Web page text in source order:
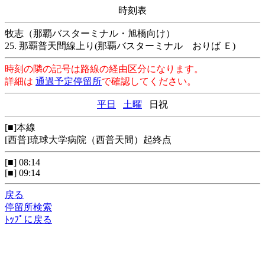
時刻表
牧志（那覇バスターミナル・旭橋向け）
25. 那覇普天間線上り(那覇バスターミナル おりば Ｅ)
時刻の隣の記号は路線の経由区分になります。
詳細は 通過予定停留所で確認してください。
平日 土曜 日祝
[■]本線
[西普]琉球大学病院（西普天間）起終点
[■] 08:14
[■] 09:14
戻る
停留所検索
ﾄｯﾌﾟに戻る